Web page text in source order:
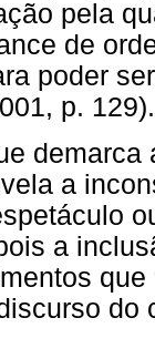
pela
de
poder
p. 129).
a
a
que
do